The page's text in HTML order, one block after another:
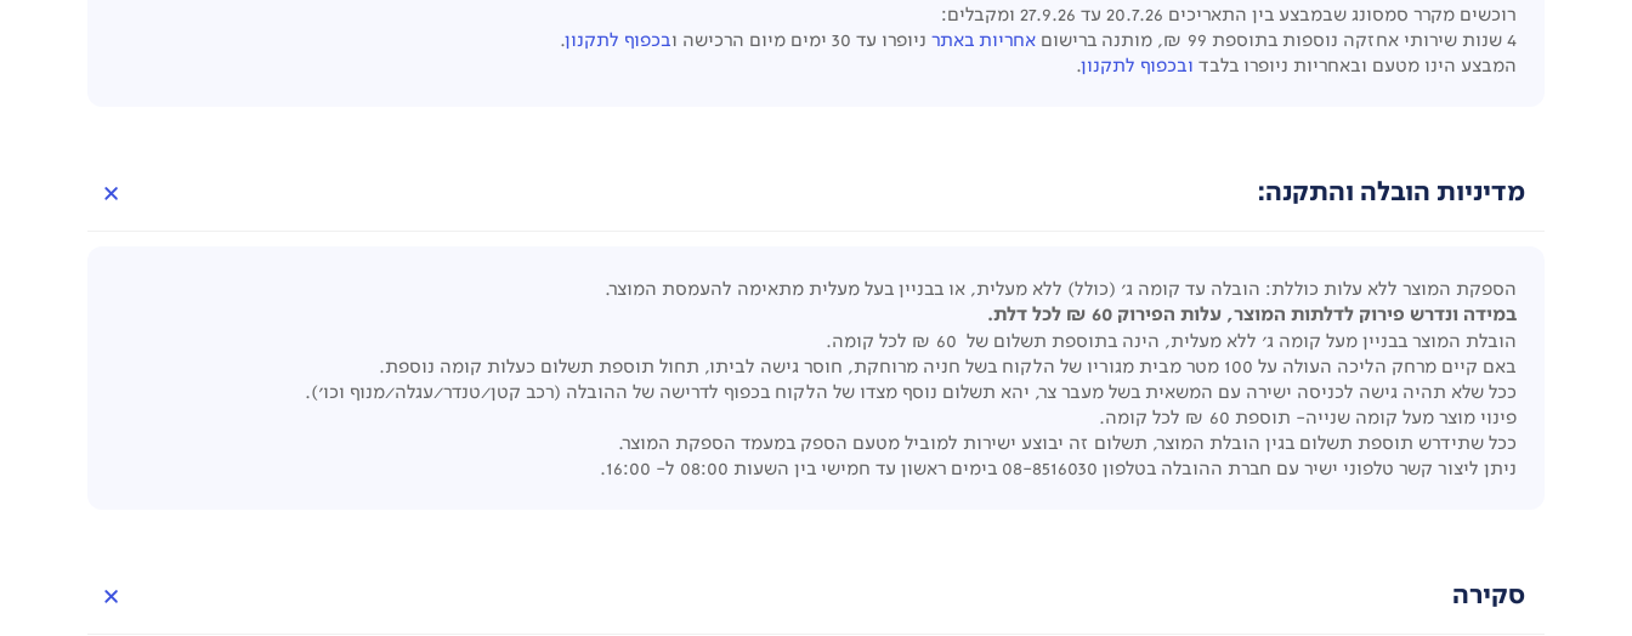
רוכשים מקרר סמסונג שבמבצע בין התאריכים 20.7.26 עד 27.9.26
ומקבלים:
4 שנות שירותי אחזקה נוספות בתוספת 99 ₪, מותנה ברישום
אחריות באתרניופרו עד 30 ימים מיום הרכישה ו בכפוף לתקנון.
המבצע הינו מטעם ובאחריות ניופרו בלבד ובכפוף לתקנון.
מדיניות הובלה והתקנה:
הספקת המוצר ללא עלות כוללת: הובלה עד קומה ג' (כולל) ללא מעלית, או בבניין בעל מעלית מתאימה להעמסת המוצר.
במידה ונדרש פירוק לדלתות המוצר, עלות הפירוק 60 ₪ לכל דלת.
הובלת המוצר בבניין מעל קומה ג' ללא מעלית, הינה בתוספת תשלום של
לכל קומה.
באם קיים מרחק הליכה העולה על 100 מטר מבית מגוריו של הלקוח בשל חניה מרוחקת, חוסר גישה לביתו, תחול תוספת תשלום כעלות קומה נוספת.
ככל שלא תהיה גישה לכניסה ישירה עם המשאית בשל מעבר צר, יהא תשלום נוסף מצדו של הלקוח בכפוף לדרישה של ההובלה (רכב קטן/טנדר/עגלה/מנוף וכו').
פינוי מוצר מעל קומה שנייה- תוספת 60 ₪ לכל קומה.
ככל שתידרש תוספת תשלום בגין הובלת המוצר, תשלום זה יבוצע ישירות למוביל מטעם הספק במעמד הספקת המוצר.
ניתן ליצור קשר טלפוני ישיר עם חברת ההובלה בטלפון 08-8516030 בימים ראשון עד חמישי בין השעות 08:00 ל- 16:00.
סקירה